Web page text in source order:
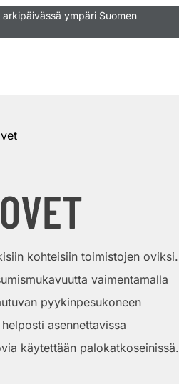
ympäri Suomen
kohteisiin toimistojen oviksi.
vaimentamalla
pyykinpesukoneen
asennettavissa
käytettään palokatkoseinissä.